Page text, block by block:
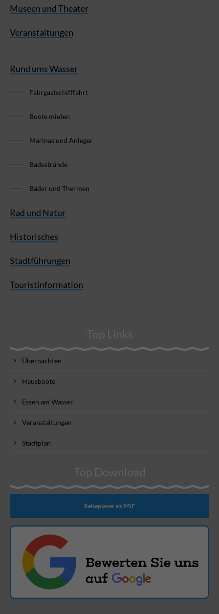
Museen und Theater
Veranstaltungen
Rund ums Wasser
Fahrgastschifffahrt
Boote mieten
Marinas und Anleger
Badestrände
Bäder und Thermen
Rad und Natur
Historisches
Stadtführungen
Touristinformation
Top Links
Übernachten
Hausboote
Essen am Wasser
Veranstaltungen
Stadtplan
Top Download
Reiseplaner als PDF